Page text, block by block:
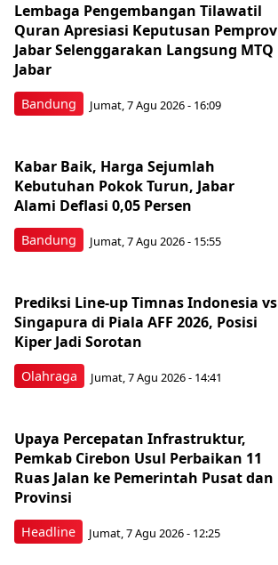
Bandung
Lembaga Pengembangan Tilawatil
Quran Apresiasi Keputusan Pemprov
Jabar Selenggarakan Langsung MTQ
Jabar
Jumat, 7 Agu 2026 - 16:09
Bandung
Kabar Baik, Harga Sejumlah
Kebutuhan Pokok Turun, Jabar
Alami Deflasi 0,05 Persen
Jumat, 7 Agu 2026 - 15:55
Olahraga
Prediksi Line-up Timnas Indonesia vs
Singapura di Piala AFF 2026, Posisi
Kiper Jadi Sorotan
Jumat, 7 Agu 2026 - 14:41
Headline
Upaya Percepatan Infrastruktur,
Pemkab Cirebon Usul Perbaikan 11
Ruas Jalan ke Pemerintah Pusat dan
Provinsi
Jumat, 7 Agu 2026 - 12:25